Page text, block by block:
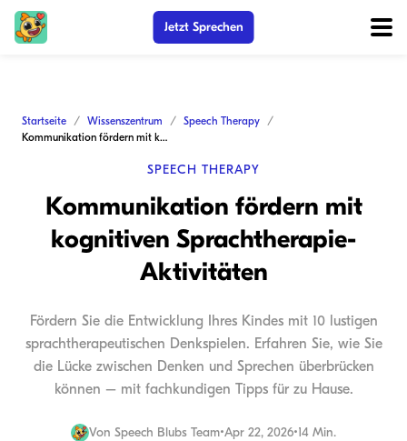
Jetzt Sprechen
Startseite Wissenszentrum
Speech Therapy
Kommunikation fördern mit kognitiven Sprachtherapie-Aktivitäten
SPEECH THERAPY
Kommunikation fördern mit
kognitiven Sprachtherapie-
Aktivitäten
Fördern Sie die Entwicklung Ihres Kindes mit 10 lustigen
sprachtherapeutischen Denkspielen. Erfahren Sie, wie Sie
die Lücke zwischen Denken und Sprechen überbrücken
können – mit fachkundigen Tipps für zu Hause.
Von Speech Blubs Team•Apr 22, 2026•14 Min.